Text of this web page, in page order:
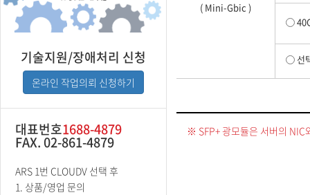
기술지원/장애처리 신청
온라인 작업의뢰 신청하기
대표번호1688-4879
FAX. 02-861-4879
ARS 1번 CLOUDV 선택 후
1. 상품/영업 문의
( Mini-Gbic )
선
※ SFP+ 광모듈은 서버의 NIC